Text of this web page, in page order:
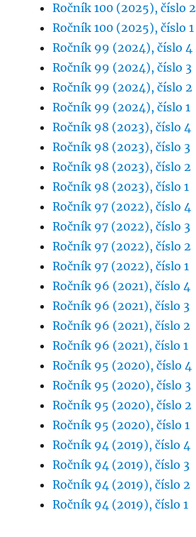
Ročník 100 (2025), číslo 2
Ročník 100 (2025), číslo 1
Ročník 99 (2024), číslo 4
Ročník 99 (2024), číslo 3
Ročník 99 (2024), číslo 2
Ročník 99 (2024), číslo 1
Ročník 98 (2023), číslo 4
Ročník 98 (2023), číslo 3
Ročník 98 (2023), číslo 2
Ročník 98 (2023), číslo 1
Ročník 97 (2022), číslo 4
Ročník 97 (2022), číslo 3
Ročník 97 (2022), číslo 2
Ročník 97 (2022), číslo 1
Ročník 96 (2021), číslo 4
Ročník 96 (2021), číslo 3
Ročník 96 (2021), číslo 2
Ročník 96 (2021), číslo 1
Ročník 95 (2020), číslo 4
Ročník 95 (2020), číslo 3
Ročník 95 (2020), číslo 2
Ročník 95 (2020), číslo 1
Ročník 94 (2019), číslo 4
Ročník 94 (2019), číslo 3
Ročník 94 (2019), číslo 2
Ročník 94 (2019), číslo 1